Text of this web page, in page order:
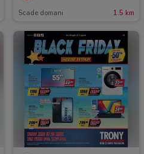
Scade domani 1.5 km